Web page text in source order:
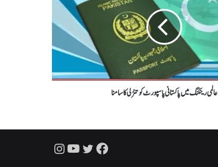
عالمی رینکنگ میں پاکستانی پاسپورٹ کوتنزلی کاسامنا